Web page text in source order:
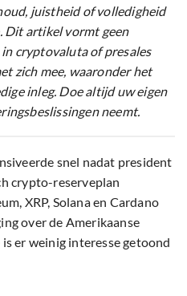
juistheid of volledigheid
Dit artikel vormt geen
cryptovaluta of presales
zich mee, waaronder het
inleg. Doe altijd uw eigen
neemt.
snel nadat president
crypto-reserveplan
XRP, Solana en Cardano
over de Amerikaanse
er weinig interesse getoond